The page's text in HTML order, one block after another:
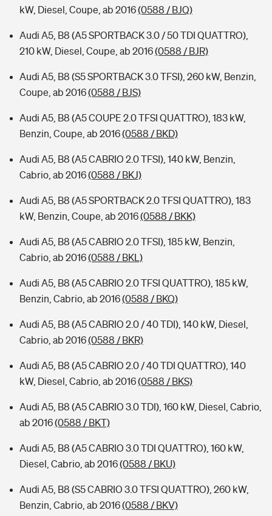
kW, Diesel, Coupe, ab 2016(0588 / BJQ)
Audi A5, B8 (A5 SPORTBACK 3.0 / 50 TDI QUATTRO),
210 kW, Diesel, Coupe, ab 2016(0588 / BJR)
Audi A5, B8 (S5 SPORTBACK 3.0 TFSI), 260 kW, Benzin,
Coupe, ab 2016(0588 / BJS)
Audi A5, B8 (A5 COUPE 2.0 TFSI QUATTRO), 183 kW,
Benzin, Coupe, ab 2016(0588 / BKD)
Audi A5, B8 (A5 CABRIO 2.0 TFSI), 140 kW, Benzin,
Cabrio, ab 2016(0588 / BKJ)
Audi A5, B8 (A5 SPORTBACK 2.0 TFSI QUATTRO), 183
kW, Benzin, Coupe, ab 2016(0588 / BKK)
Audi A5, B8 (A5 CABRIO 2.0 TFSI), 185 kW, Benzin,
Cabrio, ab 2016(0588 / BKL)
Audi A5, B8 (A5 CABRIO 2.0 TFSI QUATTRO), 185 kW,
Benzin, Cabrio, ab 2016(0588 / BKQ)
Audi A5, B8 (A5 CABRIO 2.0 / 40 TDI), 140 kW, Diesel,
Cabrio, ab 2016(0588 / BKR)
Audi A5, B8 (A5 CABRIO 2.0 / 40 TDI QUATTRO), 140
kW, Diesel, Cabrio, ab 2016(0588 / BKS)
Audi A5, B8 (A5 CABRIO 3.0 TDI), 160 kW, Diesel, Cabrio,
ab 2016(0588 / BKT)
Audi A5, B8 (A5 CABRIO 3.0 TDI QUATTRO), 160 kW,
Diesel, Cabrio, ab 2016(0588 / BKU)
Audi A5, B8 (S5 CABRIO 3.0 TFSI QUATTRO), 260 kW,
Benzin, Cabrio, ab 2016(0588 / BKV)